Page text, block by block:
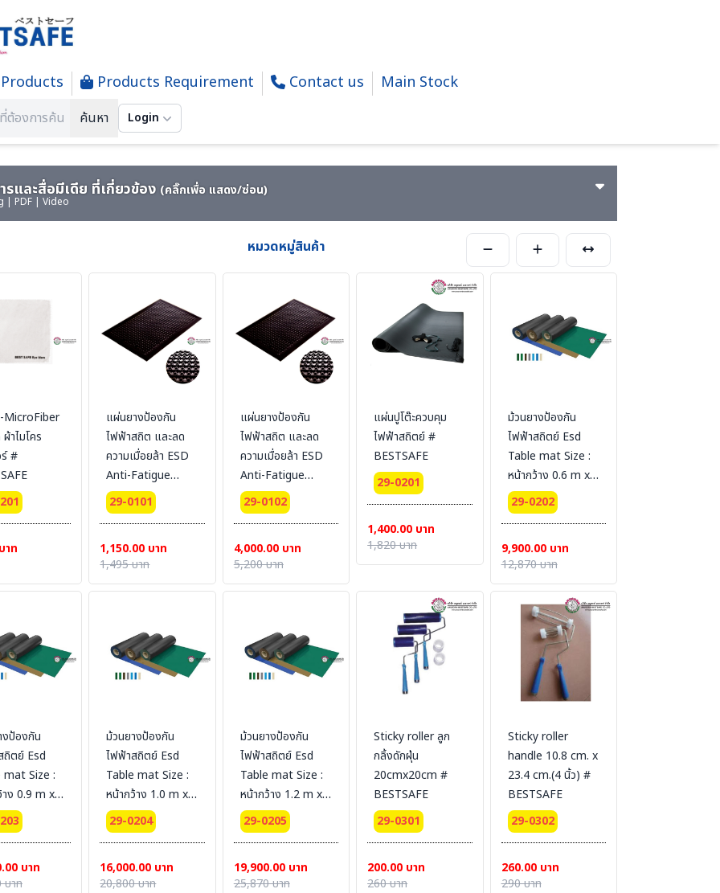
Products Products Requirement Contact us Main Stock
ค้นหา Login
& Equipment For Cleanroom Work Place| อุปกรณ์และเครื่องมือในสถานที่ปฏิบัติการห้อง Cleanroom
รและสื่อมีเดีย ที่เกี่ยวข้อง (คลิ๊กเพื่อ แสดง/ซ่อน)
| PDF | Video
หมวดหมู่สินค้า
MicroFiber
าไมโคร
#
าท
แผ่นยางป้องกัน
ไฟฟ้าสถิต และลด
ความเมื่อยล้า ESD
Anti-Fatigue
Floor mat Size
60 cm x 90 cm. x
(76741-ESD-T)
29-0101
1,150.00 บาท
1,495 บาท
แผ่นยางป้องกัน
ไฟฟ้าสถิต และลด
ความเมื่อยล้า ESD
Anti-Fatigue
Floor mat Size
90 cm x 120 cm.
(76751-ESD-T)
29-0102
4,000.00 บาท
5,200 บาท
แผ่นปูโต๊ะควบคุม
ไฟฟ้าสถิตย์ #
BESTSAFE
29-0201
1,400.00 บาท
1,820 บาท
ม้วนยางป้องกัน
ไฟฟ้าสถิตย์ Esd
Table mat Size :
หน้ากว้าง 0.6 m x
10 m. 2 mm.
29-0202
9,900.00 บาท
12,870 บาท
งป้องกัน
ถิตย์ Esd
mat Size :
ง 0.9 m x
mm.
บาท
บาท
ม้วนยางป้องกัน
ไฟฟ้าสถิตย์ Esd
Table mat Size :
หน้ากว้าง 1.0 m x
10 m. 2 mm.
29-0204
16,000.00 บาท
20,800 บาท
ม้วนยางป้องกัน
ไฟฟ้าสถิตย์ Esd
Table mat Size :
หน้ากว้าง 1.2 m x
10 m. 2 mm.
29-0205
19,900.00 บาท
25,870 บาท
Sticky roller ลูก
กลิ้งดักฝุ่น
20cmx20cm #
BESTSAFE
29-0301
200.00 บาท
260 บาท
Sticky roller
handle 10.8 cm. x
23.4 cm.(4 นิ้ว) #
BESTSAFE
29-0302
260.00 บาท
290 บาท